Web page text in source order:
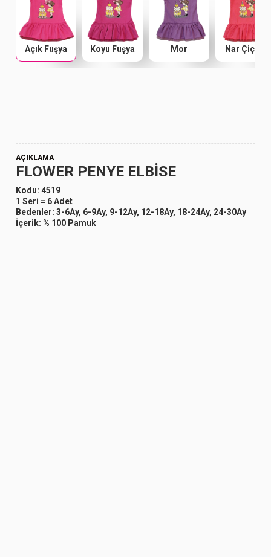
Açık Fuşya Koyu Fuşya Mor Nar Çiçeği
AÇIKLAMA
FLOWER PENYE ELBİSE
Kodu:4519
1 Seri = 6 Adet
Bedenler:3-6Ay, 6-9Ay, 9-12Ay, 12-18Ay, 18-24Ay, 24-30Ay
İçerik:% 100 Pamuk